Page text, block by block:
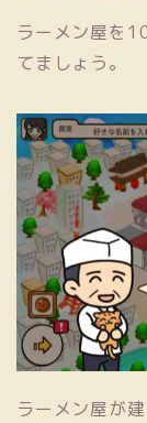
ラーメン屋を
てましょう。
ラーメン屋が